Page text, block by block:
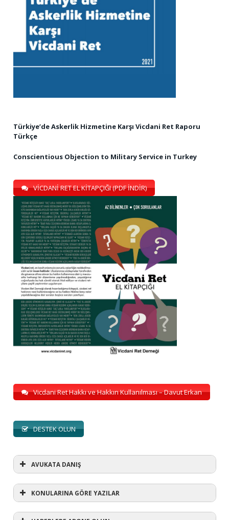
Türkiye’de Askerlik Hizmetine Karşı Vicdani Ret Raporu
Türkçe
Conscientious Objection to Military Service in Turkey
VİCDANİ RET EL KİTAPÇIĞI (PDF İNDİR)
Vicdani Ret Hakkı ve Hakkın Kullanılması – Davut Erkan
DESTEK OLUN
AVUKATA DANIŞ
KONULARINA GÖRE YAZILAR